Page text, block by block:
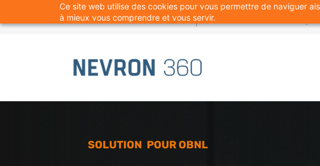
Ce site web utilise des cookies pour vous permettre de naviguer
à mieux vous comprendre et vous servir.
to
info@nevron360.com
SOLUTION POUR OBNL